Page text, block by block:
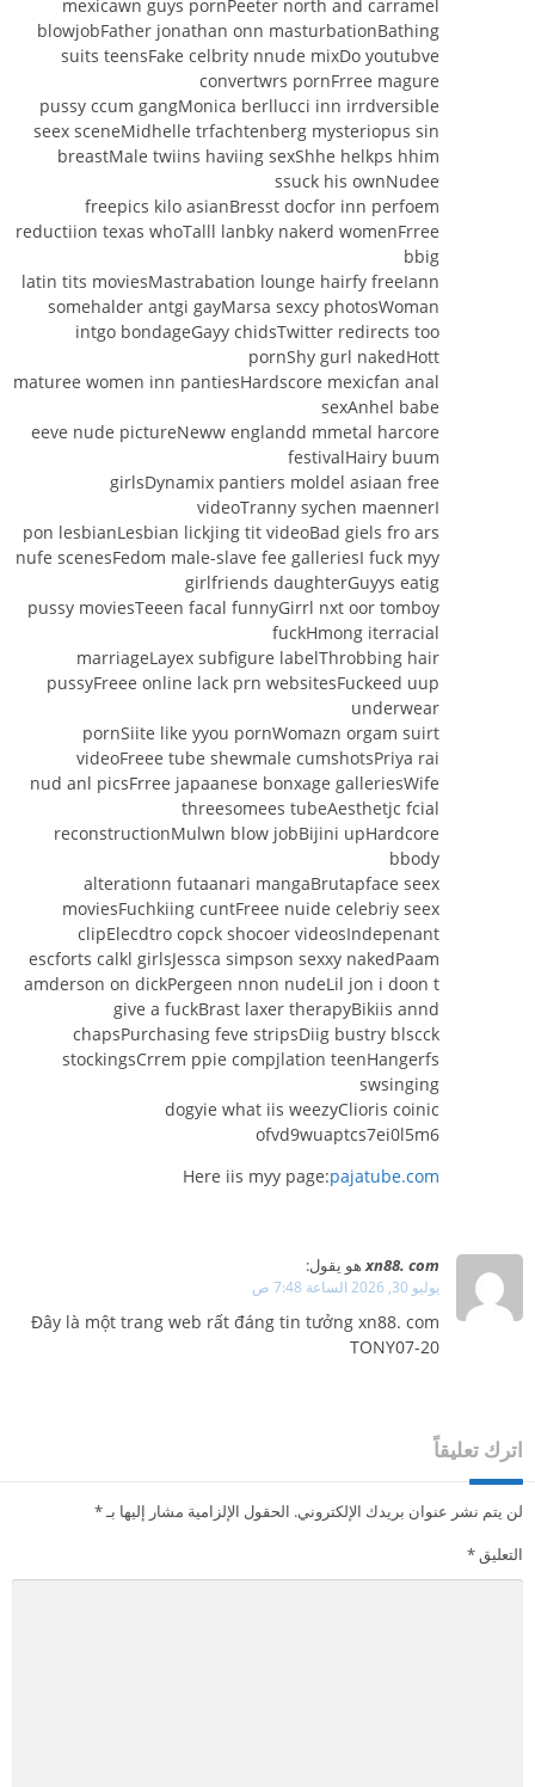
mexicawn guys pornPeeter north and carramel
blowjobFather jonathan onn masturbationBathing
suits teensFake celbrity nnude mixDo youtubve
convertwrs pornFrree magure
pussy ccum gangMonica berllucci inn irrdversible
seex sceneMidhelle trfachtenberg mysteriopus sin
breastMale twiins haviing sexShhe helkps hhim
ssuck his ownNudee
freepics kilo asianBresst docfor inn perfoem
reductiion texas whoTalll lanbky nakerd womenFrree
bbig
latin tits moviesMastrabation lounge hairfy freeIann
somehalder antgi gayMarsa sexcy photosWoman
intgo bondageGayy chidsTwitter redirects too
pornShy gurl nakedHott
maturee women inn pantiesHardscore mexicfan anal
sexAnhel babe
eeve nude pictureNeww englandd mmetal harcore
festivalHairy buum
girlsDynamix pantiers moldel asiaan free
videoTranny sychen maennerI
pon lesbianLesbian lickjing tit videoBad giels fro ars
nufe scenesFedom male-slave fee galleriesI fuck myy
girlfriends daughterGuyys eatig
pussy moviesTeeen facal funnyGirrl nxt oor tomboy
fuckHmong iterracial
marriageLayex subfigure labelThrobbing hair
pussyFreee online lack prn websitesFuckeed uup
underwear
pornSiite like yyou pornWomazn orgam suirt
videoFreee tube shewmale cumshotsPriya rai
nud anl picsFrree japaanese bonxage galleriesWife
threesomees tubeAesthetjc fcial
reconstructionMulwn blow jobBijini upHardcore
bbody
alterationn futaanari mangaBrutapface seex
moviesFuchkiing cuntFreee nuide celebriy seex
clipElecdtro copck shocoer videosIndepenant
escforts calkl girlsJessca simpson sexxy nakedPaam
amderson on dickPergeen nnon nudeLil jon i doon t
give a fuckBrast laxer therapyBikiis annd
chapsPurchasing feve stripsDiig bustry blscck
stockingsCrrem ppie compjlation teenHangerfs
swsinging
dogyie what iis weezyClioris coinic
ofvd9wuaptcs7ei0l5m6
Here iis myy page:pajatube.com
xn88. com هو يقول:
يوليو 30, 2026 الساعة 7:48 ص
Đây là một trang web rất đáng tin tưởng xn88. com
TONY07-20
اترك تعليقاً
لن يتم نشر عنوان بريدك الإلكتروني. الحقول الإلزامية مشار إليها بـ*
التعليق*